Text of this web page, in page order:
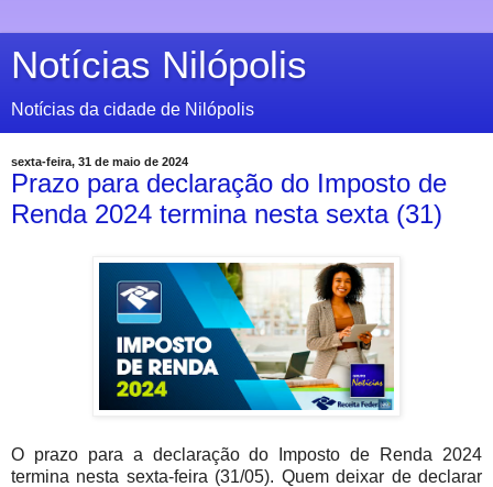
Notícias Nilópolis
Notícias da cidade de Nilópolis
sexta-feira, 31 de maio de 2024
Prazo para declaração do Imposto de
Renda 2024 termina nesta sexta (31)
O prazo para a declaração do Imposto de Renda 2024
termina nesta sexta-feira (31/05). Quem deixar de declarar